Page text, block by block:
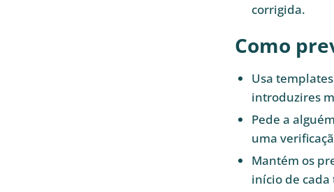
corrigida.
Como
Usa
introduzires
Pede a
uma
Mantém os
início de